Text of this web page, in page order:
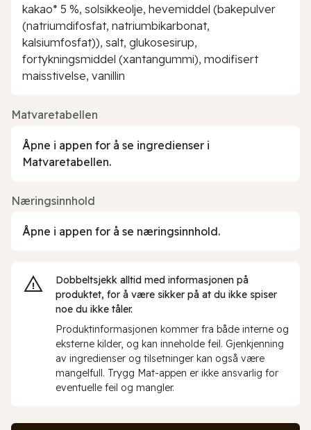
kakao* 5 %, solsikkeolje, hevemiddel (bakepulver
(natriumdifosfat, natriumbikarbonat,
kalsiumfosfat)), salt, glukosesirup,
fortykningsmiddel (xantangummi), modifisert
maisstivelse, vanillin
Matvaretabellen
Åpne i appen for å se ingredienser i
Matvaretabellen.
Næringsinnhold
Åpne i appen for å se næringsinnhold.
Dobbeltsjekk alltid med informasjonen på
produktet, for å være sikker på at du ikke spiser
noe du ikke tåler.
Produktinformasjonen kommer fra både interne og
eksterne kilder, og kan inneholde feil. Gjenkjenning
av ingredienser og tilsetninger kan også være
mangelfull. Trygg Mat-appen er ikke ansvarlig for
eventuelle feil og mangler.